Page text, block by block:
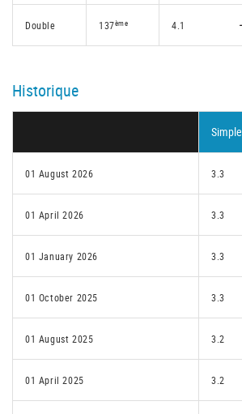
Double 137ème 4.1
Historique
Simple
01 August 2026 3.3
01 April 2026 3.3
01 January 2026 3.3
01 October 2025 3.3
01 August 2025 3.2
01 April 2025 3.2